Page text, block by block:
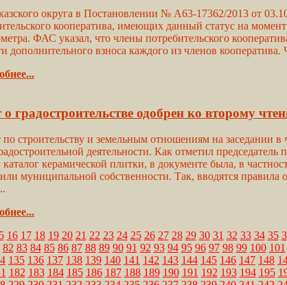
округа в Постановлении № А63-17362/2013 от
кооператива, имеющих данный статус на
ФАС указал, что члены потребительского
дополнительного взноса каждого из членов
градостроительстве одобрен ко второму
строительству и земельным отношениям на заседании в
деятельности. Как отметил
каталог керамической плитки, в документе была, в
муниципальной собственности. Так, вводятся
16 17 18 19 20 21 22 23 24 25 26 27 28 29 30 31 32 33 34 35
82 83 84 85 86 87 88 89 90 91 92 93 94 95 96 97 98 99 100 101
135 136 137 138 139 140 141 142 143 144 145 146 147 148
182 183 184 185 186 187 188 189 190 191 192 193 194 195